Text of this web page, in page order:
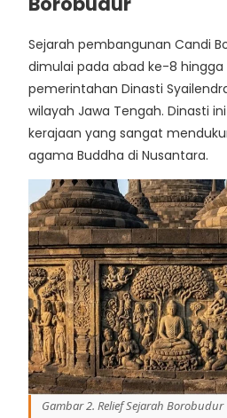
Sejarah pembangunan Candi
dimulai pada abad ke-8
pemerintahan Dinasti
wilayah Jawa Tengah. Dinasti
kerajaan yang sangat
agama Buddha di Nusantara.
Gambar 2. Relief Sejarah Borobudur